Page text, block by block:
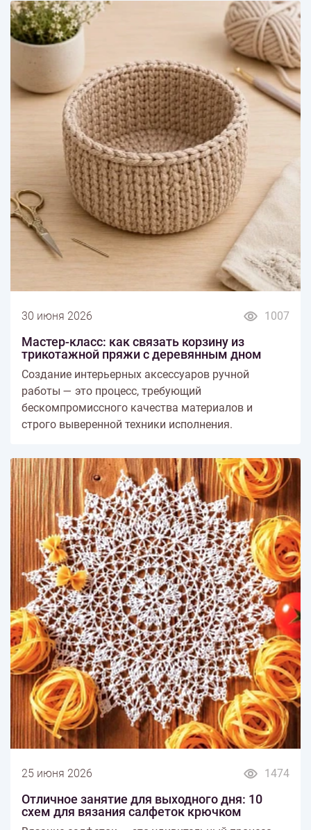
1007
30 июня 2026
Мастер-класс: как связать корзину из
трикотажной пряжи с деревянным дном
Создание интерьерных аксессуаров ручной
работы — это процесс, требующий
бескомпромиссного качества материалов и
строго выверенной техники исполнения.
1474
25 июня 2026
Отличное занятие для выходного дня: 10
схем для вязания салфеток крючком